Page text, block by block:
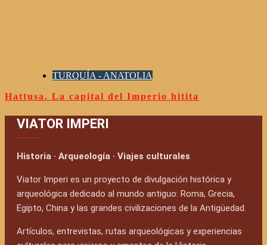
TURQUÍA - ANATOLIA
Hattusa. La capital del Imperio hitita
VIATOR IMPERI
Historia · Arqueología · Viajes culturales
Viator Imperi es un proyecto de divulgación histórica y
arqueológica dedicado al mundo antiguo: Roma, Grecia,
Egipto, China y las grandes civilizaciones de la Antigüedad.
Artículos, entrevistas, rutas arqueológicas y experiencias